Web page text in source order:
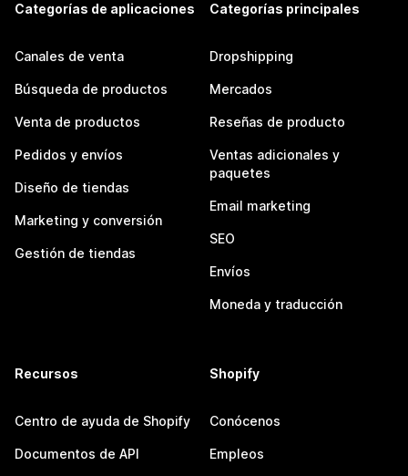
Categorías de aplicaciones
Canales de venta
Búsqueda de productos
Venta de productos
Pedidos y envíos
Diseño de tiendas
Marketing y conversión
Gestión de tiendas
Categorías principales
Dropshipping
Mercados
Reseñas de producto
Ventas adicionales y
paquetes
Email marketing
SEO
Envíos
Moneda y traducción
Recursos
Centro de ayuda de Shopify
Documentos de API
Shopify
Conócenos
Empleos